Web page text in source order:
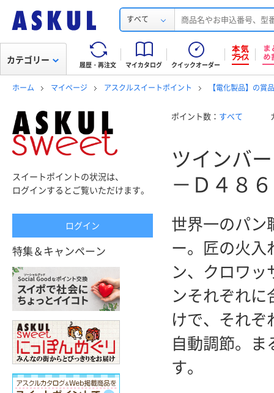
すべて
履歴・再注文 マイカタログ クイックオーダー
カテゴリー
ホーム マイページ アスクルスイートポイント 【電化製品】の賞
スイートポイントの状況は、
ログインするとご覧いただけます。
ログイン
特集＆キャンペーン
ポイント数： すべて
ツインバ
－Ｄ４８
世界一のパン
ー。匠の火入
ン、クロワッ
ンそれぞれに
けで、それぞ
自動調節。ま
す。